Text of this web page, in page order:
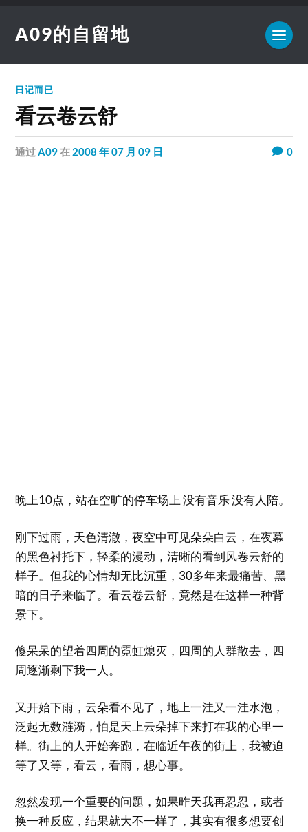
A09的自留地
日记而已
看云卷云舒
通过A09在 2008 年 07 月 09 日 0
晚上10点，站在空旷的停车场上 没有音乐 没有人陪。
刚下过雨，天色清澈，夜空中可见朵朵白云，在夜幕
的黑色衬托下，轻柔的漫动，清晰的看到风卷云舒的
样子。但我的心情却无比沉重，30多年来最痛苦、黑
暗的日子来临了。看云卷云舒，竟然是在这样一种背
景下。
傻呆呆的望着四周的霓虹熄灭，四周的人群散去，四
周逐渐剩下我一人。
又开始下雨，云朵看不见了，地上一洼又一洼水泡，
泛起无数涟漪，怕是天上云朵掉下来打在我的心里一
样。街上的人开始奔跑，在临近午夜的街上，我被迫
等了又等，看云，看雨，想心事。
忽然发现一个重要的问题，如果昨天我再忍忍，或者
换一种反应，结果就大不一样了，其实有很多想要创